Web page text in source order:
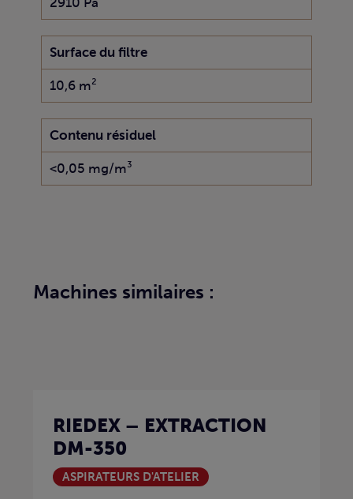
Surface du filtre
10,6 m²
Contenu résiduel
<0,05 mg/m³
Machines similaires :
RIEDEX – EXTRACTION
DM-350
ASPIRATEURS D'ATELIER